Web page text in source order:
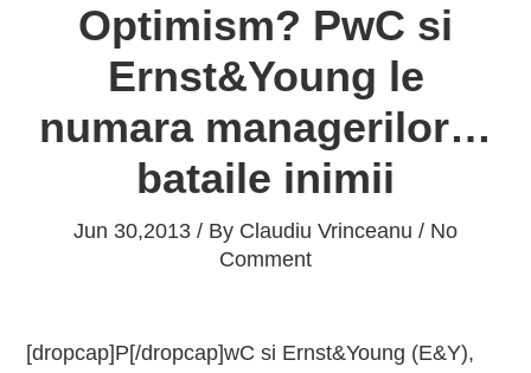
Optimism? PwC si
Ernst&Young le
numara managerilor…
bataile inimii
Jun 30,2013 / By Claudiu Vrinceanu / No
Comment
[dropcap]P[/dropcap]wC si Ernst&Young (E&Y),